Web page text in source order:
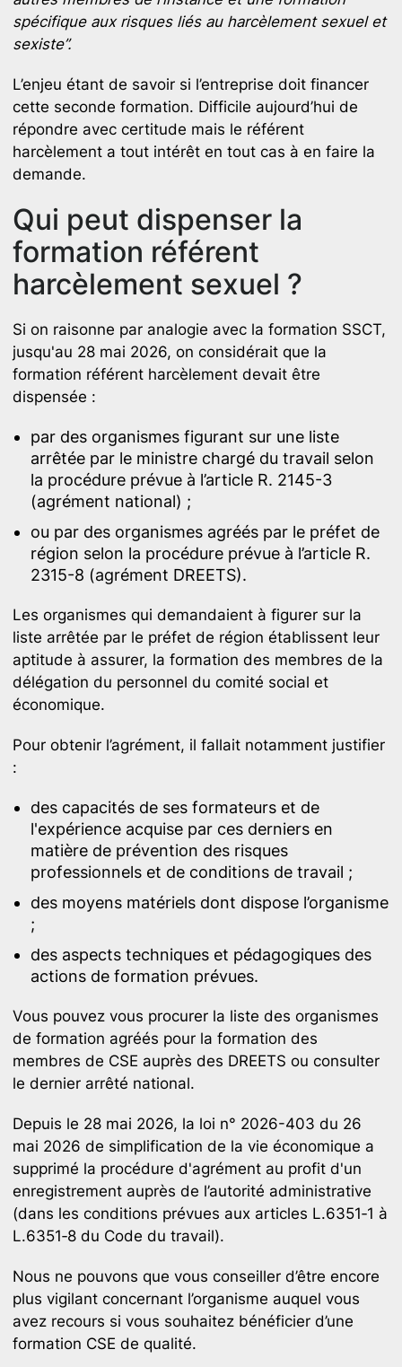
spécifique aux risques liés au harcèlement sexuel et
sexiste”.
L’enjeu étant de savoir si l’entreprise doit financer
cette seconde formation. Difficile aujourd’hui de
répondre avec certitude mais le référent
harcèlement a tout intérêt en tout cas à en faire la
demande.
Qui peut dispenser la
formation référent
harcèlement sexuel ?
Si on raisonne par analogie avec la formation SSCT,
jusqu'au 28 mai 2026, on considérait que la
formation référent harcèlement devait être
dispensée :
par des organismes figurant sur une liste
arrêtée par le ministre chargé du travail selon
la procédure prévue à l’article R. 2145-3
(agrément national) ;
ou par des organismes agréés par le préfet de
région selon la procédure prévue à l’article R.
2315-8 (agrément DREETS).
Les organismes qui demandaient à figurer sur la
liste arrêtée par le préfet de région établissent leur
aptitude à assurer, la formation des membres de la
délégation du personnel du comité social et
économique.
Pour obtenir l’agrément, il fallait notamment justifier
:
des capacités de ses formateurs et de
l'expérience acquise par ces derniers en
matière de prévention des risques
professionnels et de conditions de travail ;
des moyens matériels dont dispose l’organisme
;
des aspects techniques et pédagogiques des
actions de formation prévues.
Vous pouvez vous procurer la liste des organismes
de formation agréés pour la formation des
membres de CSE auprès des DREETS ou consulter
le dernier arrêté national.
Depuis le 28 mai 2026, la loi n° 2026-403 du 26
mai 2026 de simplification de la vie économique a
supprimé la procédure d'agrément au profit d'un
enregistrement auprès de l’autorité administrative
(dans les conditions prévues aux articles L.6351‑1 à
L.6351‑8 du Code du travail).
Nous ne pouvons que vous conseiller d’être encore
plus vigilant concernant l’organisme auquel vous
avez recours si vous souhaitez bénéficier d’une
formation CSE de qualité.